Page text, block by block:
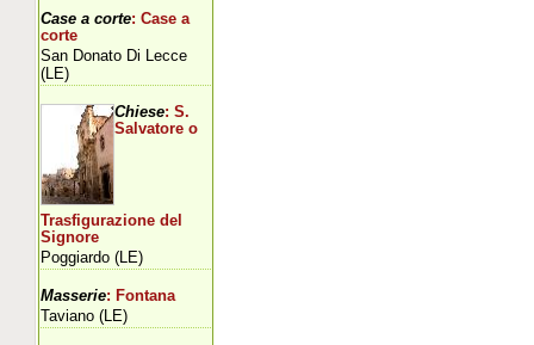
Case a corte: Case a
corte
San Donato Di Lecce
(LE)
Chiese: S.
Salvatore o
Trasfigurazione del
Signore
Poggiardo (LE)
Masserie: Fontana
Taviano (LE)